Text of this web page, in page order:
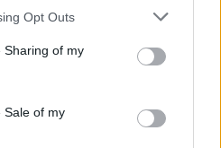
Opt Outs
Sharing of my
Sale of my
– leģionārs, kurš kļuva par